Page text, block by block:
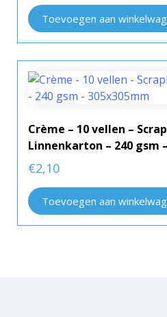
Toevoegen aan
Crème – 10 vellen –
Linnenkarton – 240 gsm
€2,10
Toevoegen aan